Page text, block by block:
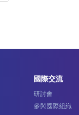
國際交流
研討會
參與國際組織